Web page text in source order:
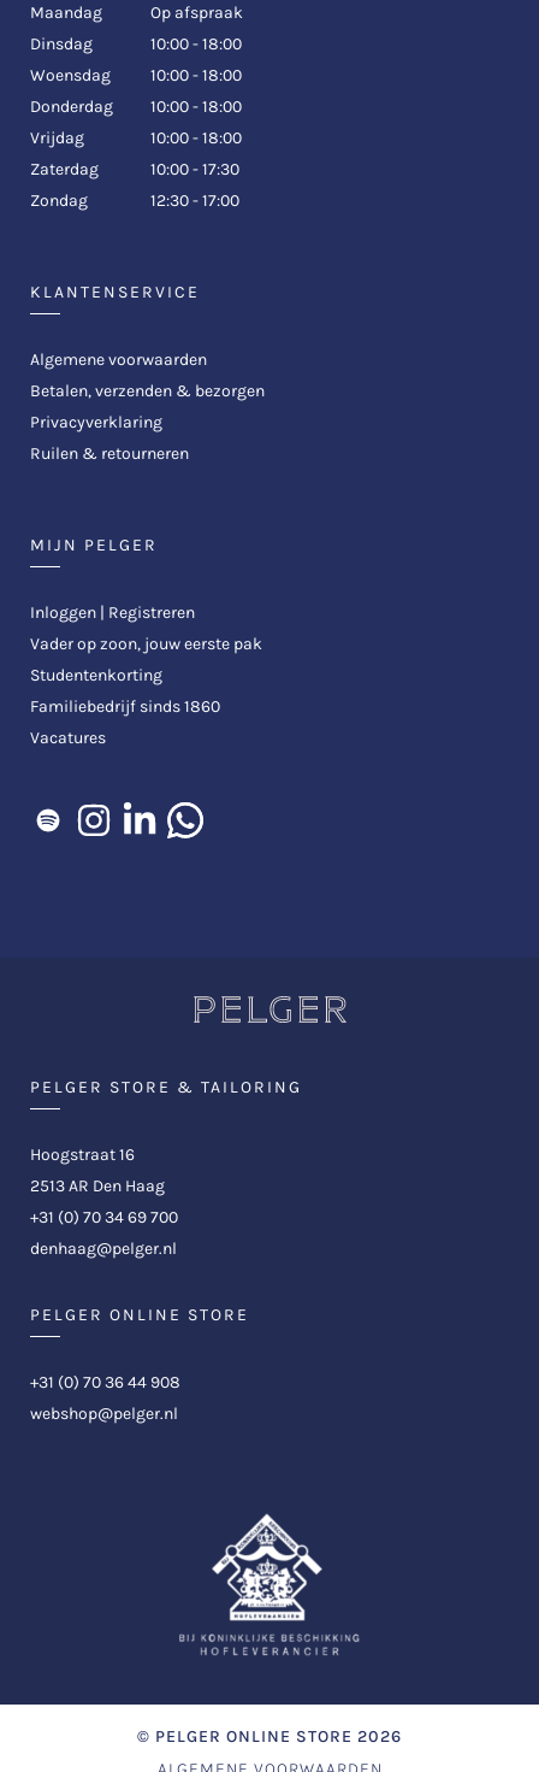
Maandag
Op afspraak
Dinsdag
10:00 - 18:00
Woensdag
10:00 - 18:00
Donderdag
10:00 - 18:00
Vrijdag
10:00 - 18:00
Zaterdag
10:00 - 17:30
Zondag
12:30 - 17:00
KLANTENSERVICE
Algemene voorwaarden
Betalen, verzenden & bezorgen
Privacyverklaring
Ruilen & retourneren
MIJN PELGER
Inloggen | Registreren
Vader op zoon, jouw eerste pak
Studentenkorting
Familiebedrijf sinds 1860
Vacatures
PELGER STORE & TAILORING
Hoogstraat 16
2513 AR Den Haag
+31 (0) 70 34 69 700
denhaag@pelger.nl
PELGER ONLINE STORE
+31 (0) 70 36 44 908
webshop@pelger.nl
© PELGER ONLINE STORE 2026